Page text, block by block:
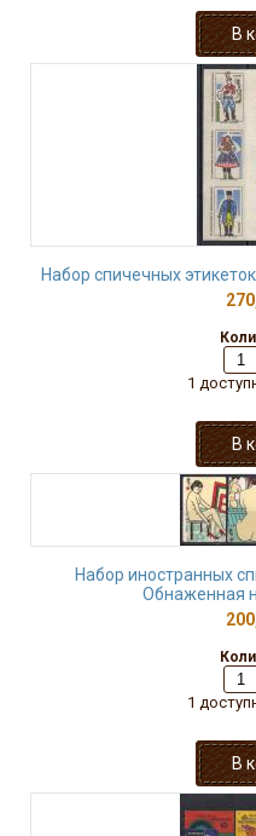
Набор спичечных
1
Набор иностранных
Обнаженная
1